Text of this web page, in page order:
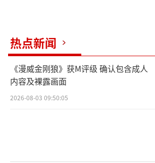
热点新闻
《漫威金刚狼》获M评级 确认包含成人
内容及裸露画面
2026-08-03 09:50:05